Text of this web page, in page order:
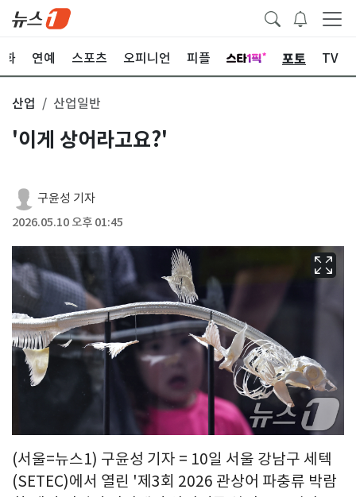
화 연예 스포츠 오피니언 피플 포토 TV
산업 산업일반
'이게 상어라고요?'
구윤성 기자
2026.05.10 오후 01:45
(서울=뉴스1) 구윤성 기자 = 10일 서울 강남구 세텍
(SETEC)에서 열린 '제3회 2026 관상어 파충류 박람